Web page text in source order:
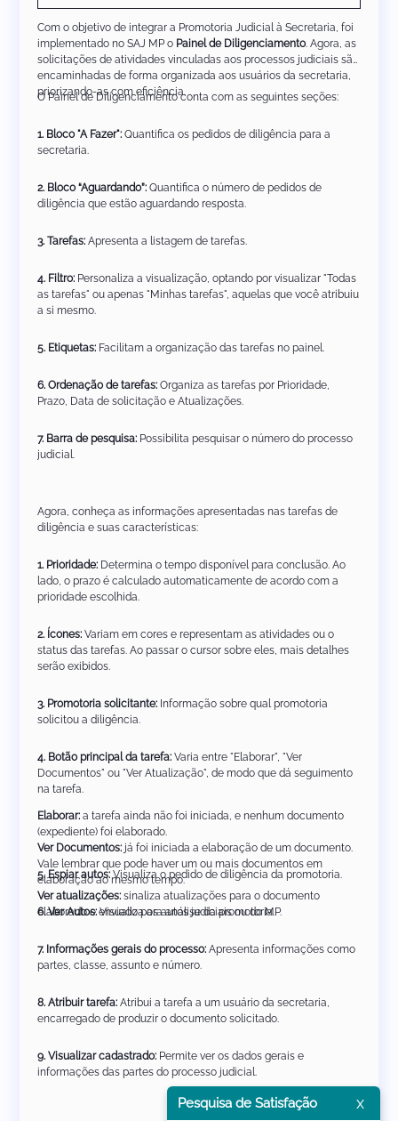
Com o objetivo de integrar a Promotoria Judicial à Secretaria, foi
implementado no SAJ MP o Painel de Diligenciamento. Agora, as
solicitações de atividades vinculadas aos processos judiciais são
encaminhadas de forma organizada aos usuários da secretaria,
priorizando-as com eficiência.
O Painel de Diligenciamento conta com as seguintes seções:
1. Bloco "A Fazer": Quantifica os pedidos de diligência para a
secretaria.
2. Bloco “Aguardando”: Quantifica o número de pedidos de
diligência que estão aguardando resposta.
3. Tarefas:Apresenta a listagem de tarefas.
4. Filtro: Personaliza a visualização, optando por visualizar "Todas
as tarefas" ou apenas "Minhas tarefas", aquelas que você atribuiu
a si mesmo.
5. Etiquetas: Facilitam a organização das tarefas no painel.
6. Ordenação de tarefas: Organiza as tarefas por Prioridade,
Prazo, Data de solicitação e Atualizações.
7. Barra de pesquisa: Possibilita pesquisar o número do processo
judicial.
Agora, conheça as informações apresentadas nas tarefas de
diligência e suas características:
1. Prioridade: Determina o tempo disponível para conclusão. Ao
lado, o prazo é calculado automaticamente de acordo com a
prioridade escolhida.
2. Ícones:Variam em cores e representam as atividades ou o
status das tarefas. Ao passar o cursor sobre eles, mais detalhes
serão exibidos.
3. Promotoria solicitante: Informação sobre qual promotoria
solicitou a diligência.
4. Botão principal da tarefa: Varia entre "Elaborar", "Ver
Documentos" ou "Ver Atualização", de modo que dá seguimento
na tarefa.
Elaborar:a tarefa ainda não foi iniciada, e nenhum documento
(expediente) foi elaborado.
Ver Documentos: já foi iniciada a elaboração de um documento.
Vale lembrar que pode haver um ou mais documentos em
elaboração ao mesmo tempo.
Ver atualizações:sinaliza atualizações para o documento
elaborado e enviado para análise da promotoria.
5. Espiar autos: Visualiza o pedido de diligência da promotoria.
6. Ver Autos:Visualiza os autos judiciais ou do MP.
7. Informações gerais do processo: Apresenta informações como
partes, classe, assunto e número.
8. Atribuir tarefa: Atribui a tarefa a um usuário da secretaria,
encarregado de produzir o documento solicitado.
9. Visualizar cadastrado: Permite ver os dados gerais e
informações das partes do processo judicial.
Pesquisa de Satisfação x